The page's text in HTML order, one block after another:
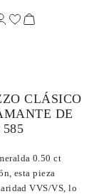
CLÁSICO
DE
0.50 ct
esta pieza
VVS/VS, lo